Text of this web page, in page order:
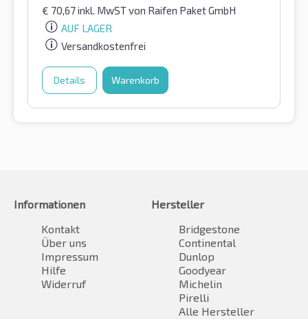
€ 70,67inkl. MwSTvon Raifen Paket GmbH
AUF LAGER
Versandkostenfrei
Details Warenkorb
Informationen
Kontakt
Über uns
Impressum
Hilfe
Widerruf
Hersteller
Bridgestone
Continental
Dunlop
Goodyear
Michelin
Pirelli
Alle Hersteller